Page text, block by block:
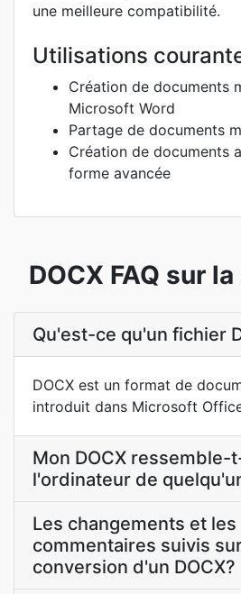
une meilleure compatibilité.
Utilisations
Création de documents
Microsoft Word
Partage de documents
Création de documents
forme avancée
DOCX FAQ sur
Qu'est-ce qu'un fichier
DOCX est un format de
introduit dans Microsoft
Mon DOCX ressemble-
l'ordinateur de
Les changements et les
commentaires suivis
conversion d'un DOCX?